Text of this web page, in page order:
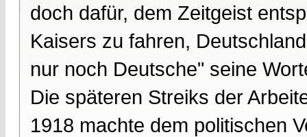
doch dafür, dem Zeitgeist
Kaisers zu fahren,
nur noch Deutsche" seine
Die späteren Streiks der
1918 machte dem politischen